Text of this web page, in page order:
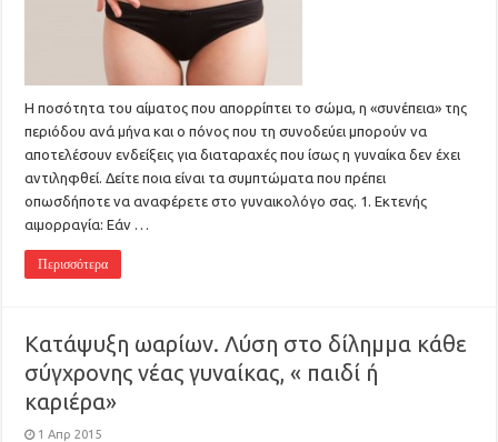
Η ποσότητα του αίματος που απορρίπτει το σώμα, η «συνέπεια» της
περιόδου ανά μήνα και ο πόνος που τη συνοδεύει μπορούν να
αποτελέσουν ενδείξεις για διαταραχές που ίσως η γυναίκα δεν έχει
αντιληφθεί. Δείτε ποια είναι τα συμπτώματα που πρέπει
οπωσδήποτε να αναφέρετε στο γυναικολόγο σας. 1. Εκτενής
αιμορραγία: Εάν …
Περισσότερα
Kατάψυξη ωαρίων. Λύση στο δίλημμα κάθε
σύγχρονης νέας γυναίκας, « παιδί ή
καριέρα»
1 Απρ 2015